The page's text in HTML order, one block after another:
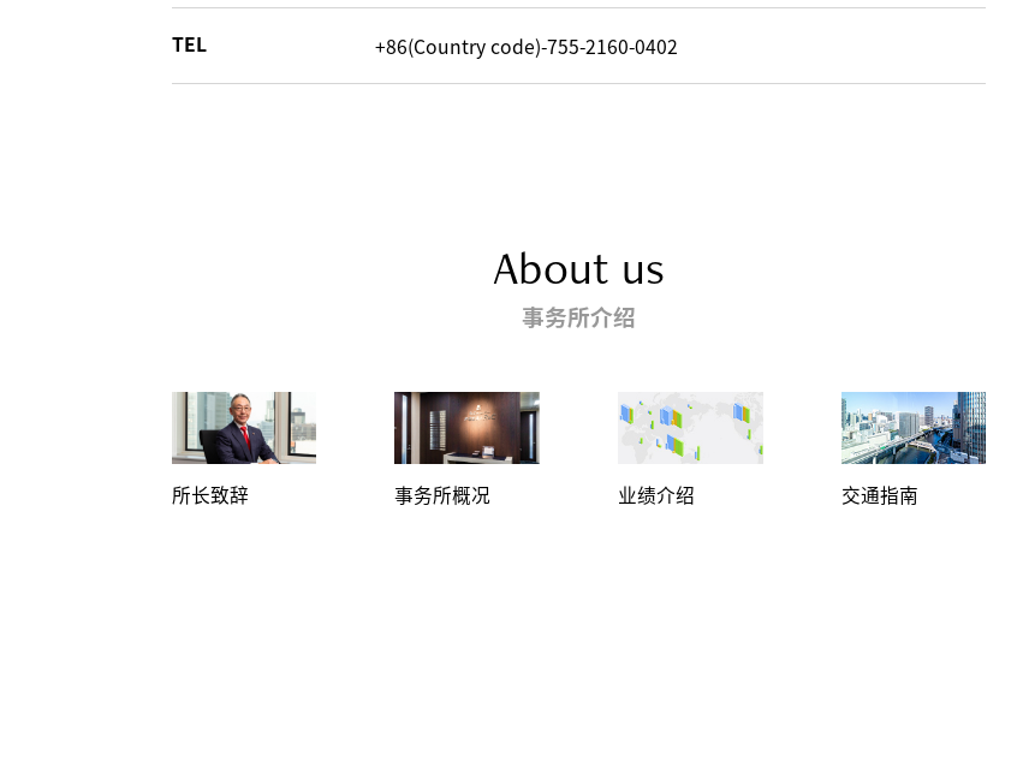
TEL +86(Country code)-755-2160-0402
About us
事务所介绍
所长致辞 事务所概况 业绩介绍 交通指南